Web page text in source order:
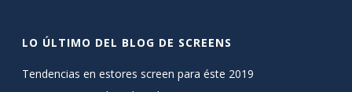
LO ÚLTIMO DEL BLOG DE SCREENS
Tendencias en estores screen para éste 2019